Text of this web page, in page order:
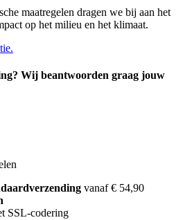
maatregelen dragen we bij aan het
op het milieu en het klimaat.
Wij beantwoorden graag jouw
vanaf € 54,90
SSL-codering